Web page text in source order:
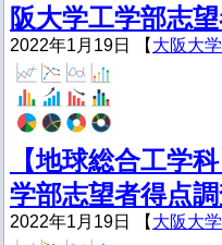
阪大学工学部志
2022年1月19日 【 大阪大
【地球総合工学
学部志望者得点
2022年1月19日 【 大阪大